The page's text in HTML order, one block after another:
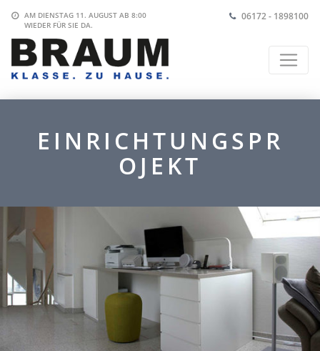
AM DIENSTAG 11. AUGUST AB 8:00
WIEDER FÜR SIE DA.
06172 - 1898100
EINRICHTUNGSPR
OJEKT